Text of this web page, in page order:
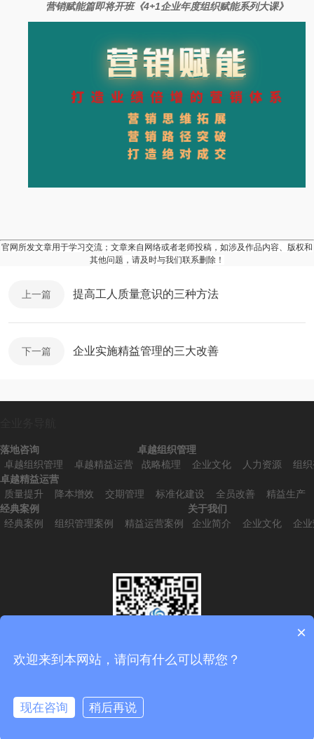
营销赋能篇即将开班《4+1企业年度组织赋能系列大课》
官网所发文章用于学习交流；文章来自网络或者老师投稿，如涉及作品内容、版权和
其他问题，请及时与我们联系删除！
上一篇 提高工人质量意识的三种方法
下一篇 企业实施精益管理的三大改善
落地咨询
卓越组织管理
卓越精益运营
卓越组织管理
战略梳理
企业文化 人力资源
组
卓越精益运营
质量提升
降本增效 交期管理 标准化建设 全员改善
精益生产
经典案例
经典案例
组织管理案例 精益运营案例
关于我们
企业简介
企业文化 企
×
欢迎来到本网站，请问有什么可以帮您？
现在咨询
稍后再说
在线咨询